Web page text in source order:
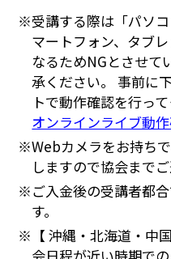
※受講する際は「パソ
マートフォン、タブ
なるためNGとさせて
承ください。 事前に
トで動作確認を行って
オンラインライブ動
※Webカメラをお持ち
しますので協会までご
※ご入金後の受講者都
す。
※【 沖縄・北海道・中